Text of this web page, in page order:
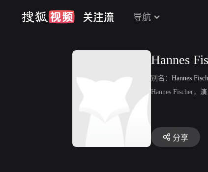
导航
Hannes
别名： Hannes
Hannes Fischer，
分享